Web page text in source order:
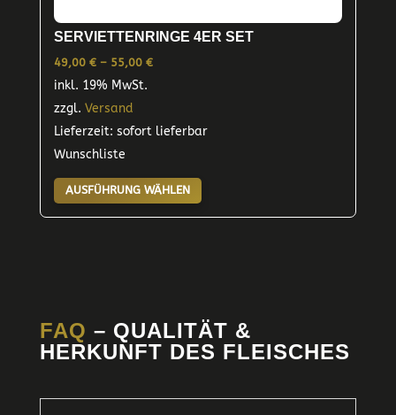
SERVIETTENRINGE 4ER SET
49,00 € – 55,00 €Preisspanne:
55,00 €
inkl. 19% MwSt.
zzgl. Versand
Lieferzeit: sofort lieferbar
Wunschliste
AUSFÜHRUNG WÄHLEN
Dieses
Produkt
weist
Optionen
können
FAQ – QUALITÄT &
HERKUNFT DES FLEISCHES